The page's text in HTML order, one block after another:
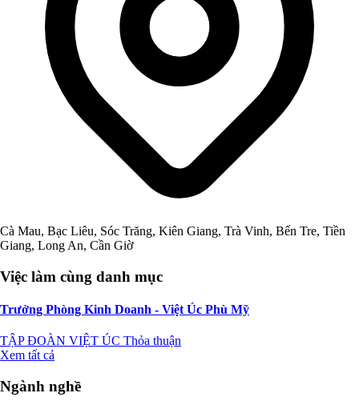
Cà Mau, Bạc Liêu, Sóc Trăng, Kiên Giang, Trà Vinh, Bến Tre, Tiền
Giang, Long An, Cần Giờ
Việc làm cùng danh mục
Trưởng Phòng Kinh Doanh - Việt Úc Phù Mỹ
TẬP ĐOÀN VIỆT ÚC Thỏa thuận
Xem tất cả
Ngành nghề